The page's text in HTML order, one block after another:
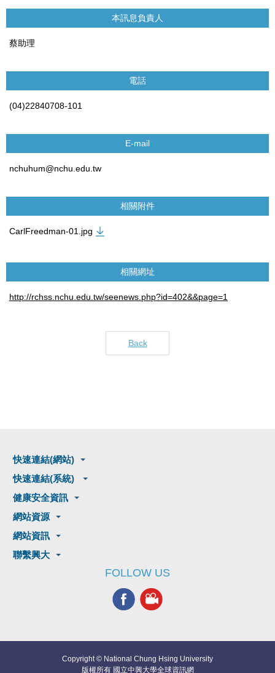
本訊息負責人
蔡助理
電話
(04)22840708-101
E-mail
nchuhum@nchu.edu.tw
相關附件
CarlFreedman-01.jpg
相關網址
http://rchss.nchu.edu.tw/seenews.php?id=402&&page=1
Back
快速連結(網站)
快速連結(系統)
健康安全資訊
網站資源
網站資訊
聯繫興大
FOLLOW US
Copyright © National Chung Hsing University
版權所有 國立中興大學全球資訊網